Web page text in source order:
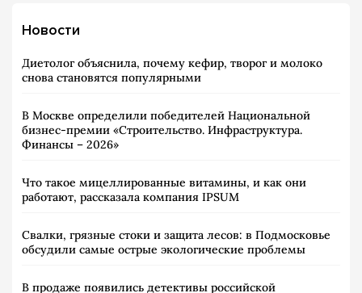
Новости
Диетолог объяснила, почему кефир, творог и молоко
снова становятся популярными
В Москве определили победителей Национальной
бизнес-премии «Строительство. Инфраструктура.
Финансы – 2026»
Что такое мицеллированные витамины, и как они
работают, рассказала компания IPSUM
Свалки, грязные стоки и защита лесов: в Подмосковье
обсудили самые острые экологические проблемы
В продаже появились детективы российской